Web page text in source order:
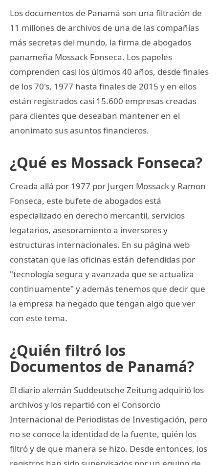
Los documentos de Panamá son una filtración de
11 millones de archivos de una de las compañías
más secretas del mundo, la firma de abogados
panameña Mossack Fonseca. Los papeles
comprenden casi los últimos 40 años, desde finales
de los 70's, 1977 hasta finales de 2015 y en ellos
están registrados casi 15.600 empresas creadas
para clientes que deseaban mantener en el
anonimato sus asuntos financieros.
¿Qué es Mossack Fonseca?
Creada allá por 1977 por Jurgen Mossack y Ramon
Fonseca, este bufete de abogados está
especializado en derecho mercantil, servicios
legatarios, asesoramiento a inversores y
estructuras internacionales. En su página web
constatan que las oficinas están defendidas por
"tecnología segura y avanzada que se actualiza
continuamente" y además tenemos que decir que
la empresa ha negado que tengan algo que ver
con este tema.
¿Quién filtró los
Documentos de Panamá?
El diario alemán Suddeutsche Zeitung adquirió los
archivos y los repartió con el Consorcio
Internacional de Periodistas de Investigación, pero
no se conoce la identidad de la fuente, quién los
filtró y de que manera se hizo. Desde entonces, los